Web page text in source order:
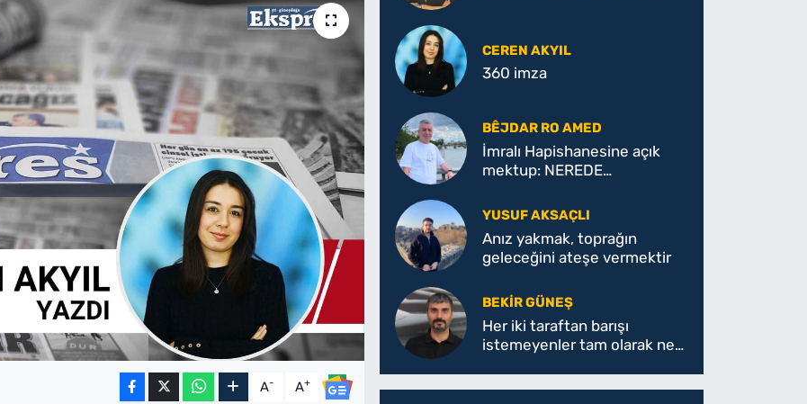
A- A+
CEREN AKYIL
360 imza
BÊJDAR RO AMED
İmralı Hapishanesine açık
mektup: NEREDE
YUSUF AKSAÇLI
Anız yakmak, toprağın
geleceğini ateşe vermektir
BEKIR GÜNEŞ
Her iki taraftan barışı
istemeyenler tam olarak ne